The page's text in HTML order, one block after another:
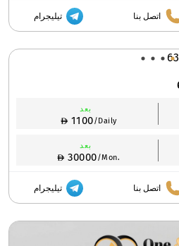
اتصل بنا تيليجرام
بعد
1100/Daily
بعد
30000/Mon.
اتصل بنا تيليجرام